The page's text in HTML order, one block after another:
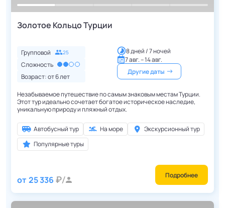
Золотое Кольцо Турции
Групповой 25
Сложность
Возраст: от6лет
8 дней / 7 ночей
7 авг. – 14 авг.
Другие даты
Незабываемое путешествие по самым знаковым местам Турции.
Этот тур идеально сочетает богатое историческое наследие,
уникальную природу и пляжный отдых.
Автобусный тур На море
Экскурсионный тур
Популярные туры
от 25 336 Подробнее